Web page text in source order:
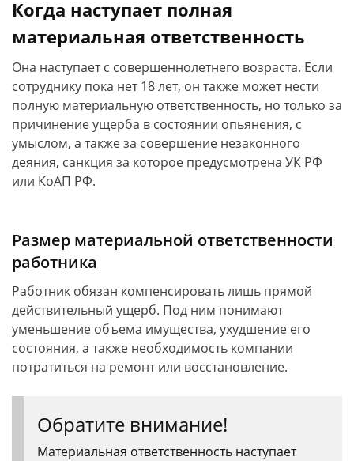
Когда наступает полная
материальная ответственность
Она наступает с совершеннолетнего возраста. Если
сотруднику пока нет 18 лет, он также может нести
полную материальную ответственность, но только за
причинение ущерба в состоянии опьянения, с
умыслом, а также за совершение незаконного
деяния, санкция за которое предусмотрена УК РФ
или КоАП РФ.
Размер материальной ответственности
работника
Работник обязан компенсировать лишь прямой
действительный ущерб. Под ним понимают
уменьшение объема имущества, ухудшение его
состояния, а также необходимость компании
потратиться на ремонт или восстановление.
Обратите внимание!
Материальная ответственность наступает